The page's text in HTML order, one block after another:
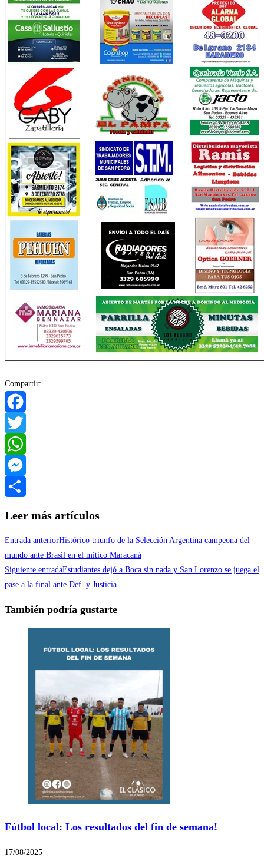
Compartir:
Facebook
Twitter
WhatsApp
Messenger
Leer más artículos
Entrada anteriorHistórico triunfo de la Selección Argentina campeona del
mundo ante Brasil en el mítico Maracaná
Siguiente entradaEstudiantes dejó a Boca sin nada y San Lorenzo se juega el
pase a la final ante Def. y Justicia
También podría gustarte
Fútbol local: Los resultados del fin de semana!
17/08/2025